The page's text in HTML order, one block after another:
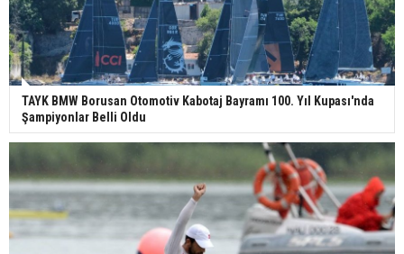
TAYK BMW Borusan Otomotiv Kabotaj Bayramı 100. Yıl Kupası'nda
Şampiyonlar Belli Oldu